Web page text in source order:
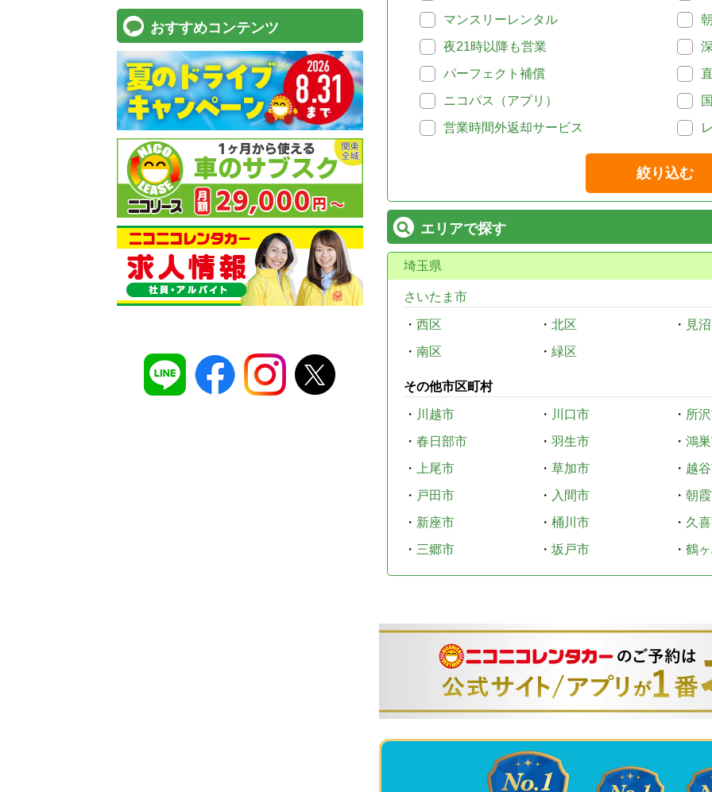
マンスリーレンタル
夜21時以降も営業
パーフェクト補償
ニコパス（アプリ）
営業時間外返却サービス
絞り込む
エリアで探す
埼玉県
さいたま市
・ 西区 ・ 北区 ・ 見
・ 南区 ・ 緑区
その他市区町村
・ 川越市 ・ 川口市 ・ 所
・ 春日部市 ・ 羽生市 ・ 鴻
・
上尾市 ・ 草加市 ・ 越
・ 戸田市 ・ 入間市 ・ 朝
・ 新座市 ・ 桶川市 ・ 久
・ 三郷市 ・ 坂戸市 ・ 鶴
おすすめコンテンツ